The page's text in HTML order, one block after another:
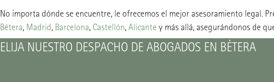
No importa dónde se encuentre, le ofrecemos el mejor asesoramiento legal.
Bétera, Madrid, Barcelona, Castellón,Alicante y más allá, asegurándonos de
ELIJA NUESTRO DESPACHO DE ABOGADOS EN BÉTERA